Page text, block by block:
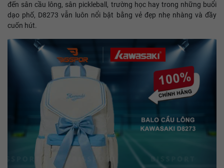
đến sân cầu lông, sân pickleball, trường học hay trong những buổi
dạo phố, D8273 vẫn luôn nổi bật bằng vẻ đẹp nhẹ nhàng và đầy
cuốn hút.